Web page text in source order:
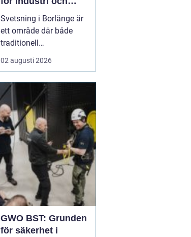
konstruktion
Svetsning i Borlänge är
ett område där både
traditionell
verkstadsindustri och
moderna
möts. I takt med att
kraven på hållbara
lösningar och hög
produktionssäkerhet ö...
02 augusti 2026
GWO BST: Grunden
för säkerhet i